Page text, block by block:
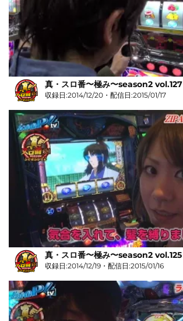
真・スロ番〜極み〜season2 vol.127
収録日:2014/12/20・配信日:2015/01/17
真・スロ番〜極み〜season2 vol.125
収録日:2014/12/19・配信日:2015/01/16